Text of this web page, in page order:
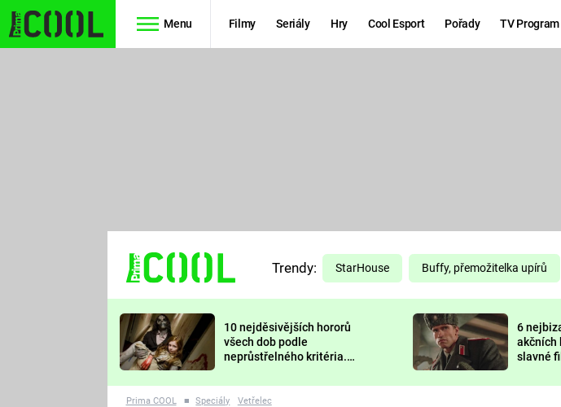
Menu Filmy Seriály Hry Cool Esport Pořady TV Program
TŘESKU
FUTURAMA
PREDÁTOR
Trendy: StarHouse Buffy, přemožitelka upírů
10 nejděsivějších hororů
všech dob podle
neprůstřelného kritéria.
nejvíc zvednou tep?
6
akčních
slavné
Prima COOL ■ Speciály Vetřelec